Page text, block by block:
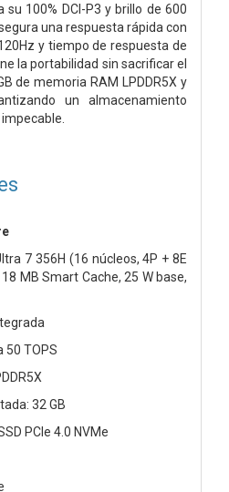
su 100% DCI-P3 y brillo de 600
una respuesta rápida con
y tiempo de respuesta de
la portabilidad sin sacrificar el
de memoria RAM LPDDR5X y
un almacenamiento
7 356H (16 núcleos, 4P + 8E
MB Smart Cache, 25 W base,
50 TOPS
32 GB
PCIe 4.0 NVMe